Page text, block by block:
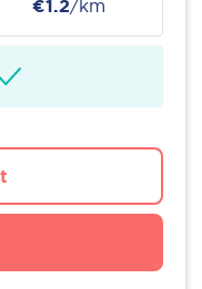
€1.2/km